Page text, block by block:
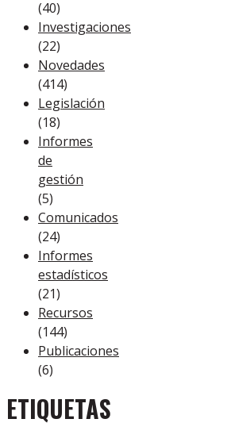
(40)
Investigaciones
(22)
Novedades
(414)
Legislación
(18)
Informes
de
gestión
(5)
Comunicados
(24)
Informes
estadísticos
(21)
Recursos
(144)
Publicaciones
(6)
ETIQUETAS